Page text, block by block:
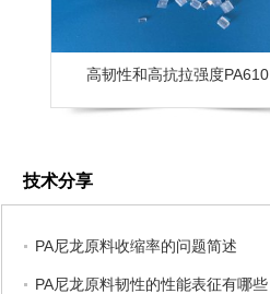
高韧性和高抗拉强度PA610
技术分享
PA尼龙原料收缩率的问题简述
PA尼龙原料韧性的性能表征有哪